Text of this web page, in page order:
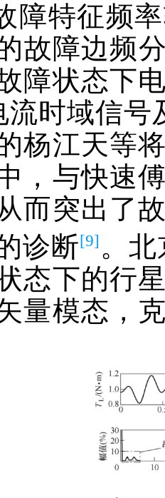
障特征频
故障边频
障状态下
流时域信
杨江天等
，与快速
而突出了
诊断[9] 。北
态下的行
量模态，